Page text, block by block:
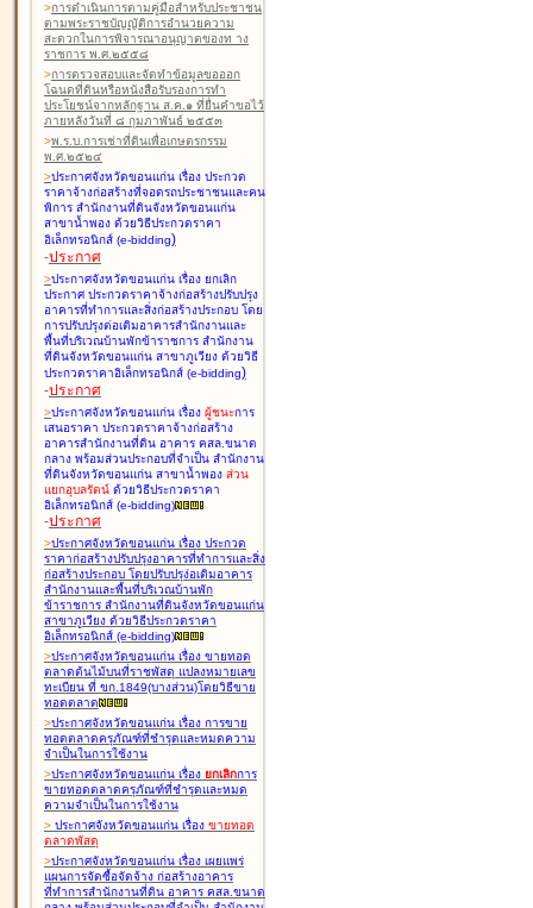
>การดำเนินการตามคู่มือสำหรับประชาชน
ตามพระราชบัญญัติการอำนวยความ
สะดวกในการพิจารณาอนุญาตของท าง
ราชการ พ.ศ.๒๕๕๘
>การตรวจสอบและจัดทำข้อมูลขอออก
โฉนดที่ดินหรือหนังสือรับรองการทำ
ประโยชน์จากหลักฐาน ส.ค.๑ ที่ยื่นคำขอไว้
ภายหลังวันที่ ๘ กุมภาพันธ์ ๒๕๕๓
>พ.ร.บ.การเช่าที่ดินเพื่อเกษตรกรรม
พ.ศ.๒๕๒๔
>ประกาศจังหวัดขอนแก่น เรื่อง ประกวด
ราคาจ้างก่อสร้างที่จอดรถประชาชนและคน
พิการ สำนักงานที่ดินจังหวัดขอนแก่น
สาขาน้ำพอง ด้วยวิธีประกวดราคา
อิเล็กทรอนิกส์ (e-bidding)
-ประกาศ
>ประกาศจังหวัดขอนแก่น เรื่อง ยกเลิก
ประกาศ ประกวดราคาจ้างก่อสร้างปรับปรุง
อาคารที่ทำการและสิ่งก่อสร้างประกอบ โดย
การปรับปรุงต่อเติมอาคารสำนักงานและ
พื้นที่บริเวณบ้านพักข้าราชการ สำนักงาน
ที่ดินจังหวัดขอนแก่น สาขาภูเวียง ด้วยวิธี
ประกวดราคาอิเล็กทรอนิกส์ (e-bidding)
-ประกาศ
>ประกาศจังหวัดขอนแก่น เรื่อง ผู้ชนะการ
เสนอราคา ประกวดราคาจ้างก่อสร้าง
อาคารสำนักงานที่ดิน อาคาร คสล.ขนาด
กลาง พร้อมส่วนประกอบที่จำเป็น สำนักงาน
ที่ดินจังหวัดขอนแก่น สาขาน้ำพอง ส่วน
แยกอุบลรัตน์ ด้วยวิธีประกวดราคา
อิเล็กทรอนิกส์ (e-bidding)
-ประกาศ
>ประกาศจังหวัดขอนแก่น เรื่อง ประกวด
ราคาก่อสร้างปรับปรุงอาคารที่ทำการและสิ่ง
ก่อสร้างประกอบ โดยปรับปรุง่อเติมอาคาร
สำนักงานและพื้นที่บริเวณบ้านพัก
ข้าราชการ สำนักงานที่ดินจังหวัดขอนแก่น
สาขาภูเวียง ด้วยวิธีประกวดราคา
อิเล็กทรอนิกส์ (e-bidding)
>ประกาศจังหวัดขอนแก่น เรื่อง ขายทอด
ตลาดต้นไม้บนที่ราชพัสดุ แปลงหมายเลข
ทะเบียน ที่ ขก.1849(บางส่วน)โดยวิธีขาย
ทอดตลาด
>ประกาศจังหวัดขอนแก่น เรื่อง การขาย
ทอดตลาดครุภัณฑ์ที่ชำรุดและหมดความ
จำเป็นในการใช้งาน
>ประกาศจังหวัดขอนแก่น เรื่อง ยกเลิกการ
ขายทอดตลาดครุภัณฑ์ที่ชำรุดและหมด
ความจำเป็นในการใช้งาน
> ประกาศจังหวัดขอนแก่น เรื่อง ขายทอด
ตลาดพัสดุ
>ประกาศจังหวัดขอนแก่น เรื่อง เผยแพร่
แผนการจัดซื้อจัดจ้าง ก่อสร้างอาคาร
ที่ทำการสำนักงานที่ดิน อาคาร คสล.ขนาด